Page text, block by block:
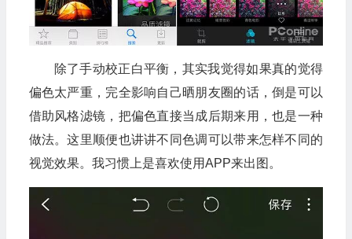
除了手动校正白平衡，其实我觉得如果真的觉得
偏色太严重，完全影响自己晒朋友圈的话，倒是可以
借助风格滤镜，把偏色直接当成后期来用，也是一种
做法。这里顺便也讲讲不同色调可以带来怎样不同的
视觉效果。我习惯上是喜欢使用APP来出图。